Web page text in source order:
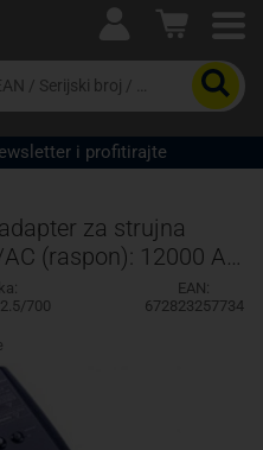
asortiman proizvoda i
i profitirajte
za strujna
(raspon): 12000 A
700
EAN:
672823257734